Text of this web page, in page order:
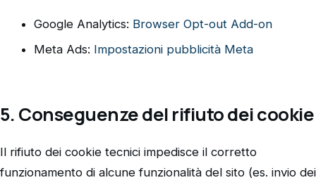
Google Analytics: Browser Opt-out Add-on
Meta Ads: Impostazioni pubblicità Meta
5. Conseguenze del rifiuto dei cookie
Il rifiuto dei cookie tecnici impedisce il corretto
funzionamento di alcune funzionalità del sito (es. invio dei